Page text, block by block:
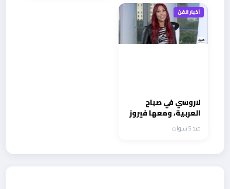
أخبار الفن
لاروسي في صباح
العربية، ومعها فيروز
ومياده والجسمي …منذ 5 سنوات